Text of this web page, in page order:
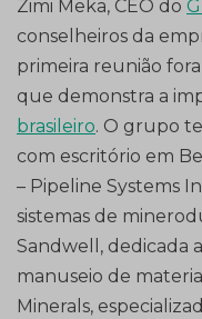
Zimi Meka, CEO do
conselheiros da
primeira reunião
que demonstra a
brasileiro. O grupo
com escritório em
– Pipeline Systems
sistemas de
Sandwell, dedicada
manuseio de
Minerals,